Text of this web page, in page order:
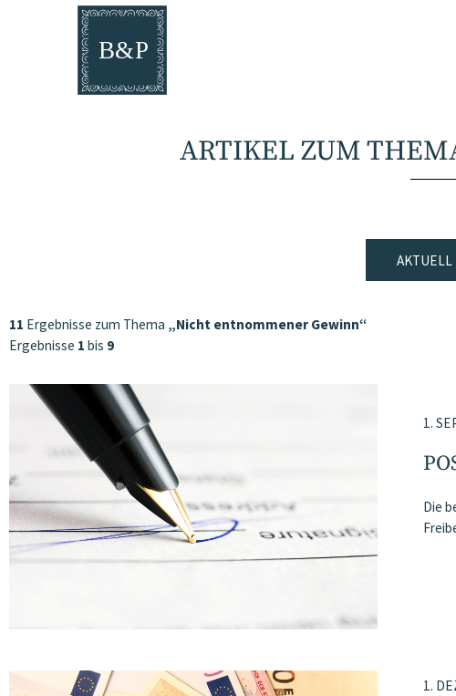
ARTIKEL ZUM
AKTUELL
11 Ergebnisse zum Thema „Nicht entnommener Gewinn“
Ergebnisse 1 bis 9
1.
Die
1.